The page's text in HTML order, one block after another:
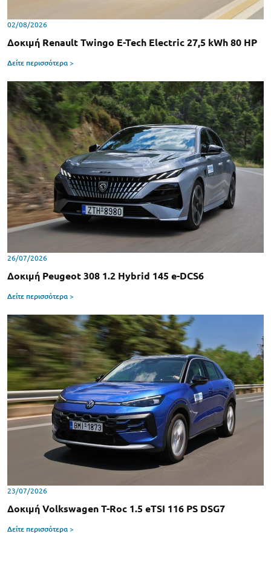
02/08/2026
Δοκιμή Renault Twingo E-Tech Electric 27,5 kWh 80 HP
Δείτε περισσότερα >
26/07/2026
Δοκιμή Peugeot 308 1.2 Hybrid 145 e-DCS6
Δείτε περισσότερα >
23/07/2026
Δοκιμή Volkswagen T-Roc 1.5 eTSI 116 PS DSG7
Δείτε περισσότερα >